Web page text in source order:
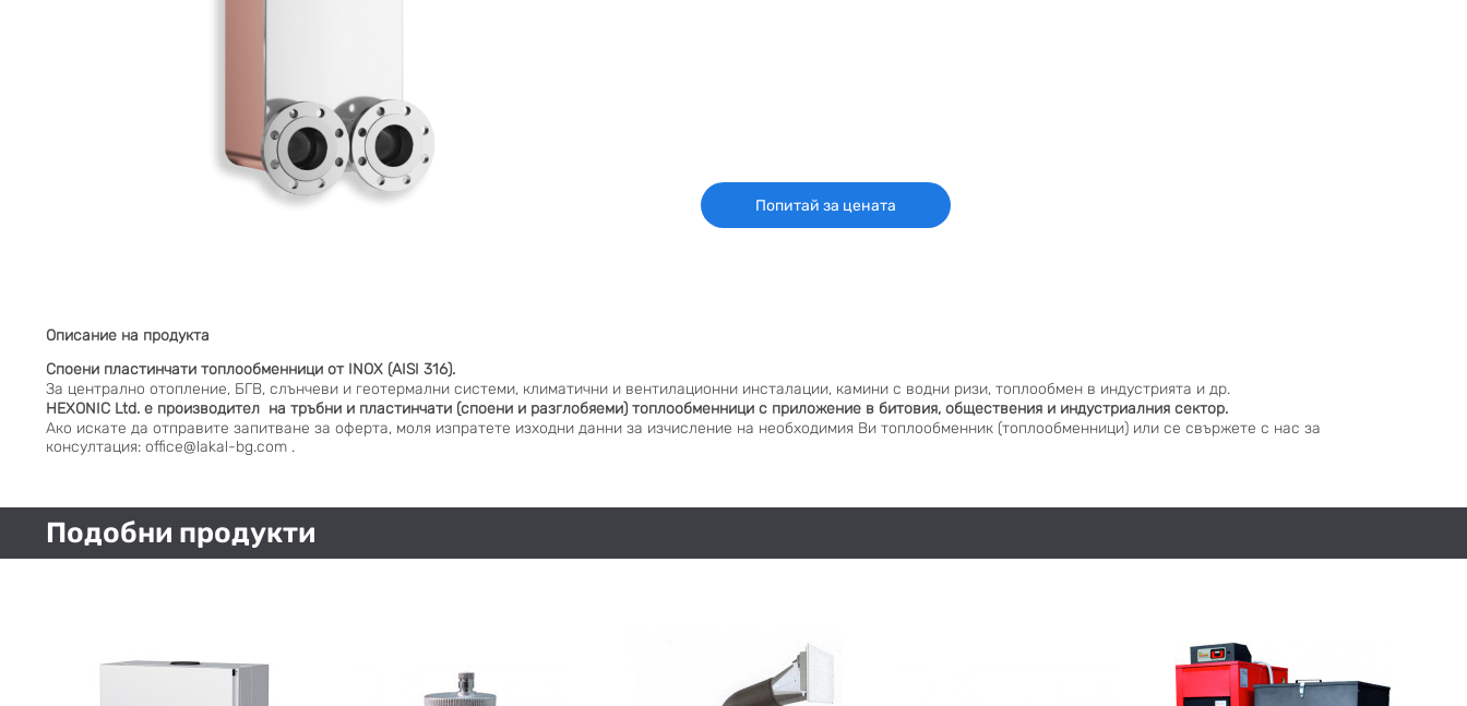
Попитай за цената
Описание на продукта
Споени пластинчати топлообменници от INOX (AISI 316).
За централно отопление, БГВ, слънчеви и геотермални системи, климатични и вентилационни инсталации, камини с водни ризи, топлообмен в индустрията и др.
HEXONIC Ltd. е производител на тръбни и пластинчати (споени и разглобяеми) топлообменници с приложение в битовия, обществения и индустриалния сектор.
Ако искате да отправите запитване за оферта, моля изпратете изходни данни за изчисление на необходимия Ви топлообменник (топлообменници) или се свържете с нас за
консултация: office@lakal-bg.com .
Подобни продукти